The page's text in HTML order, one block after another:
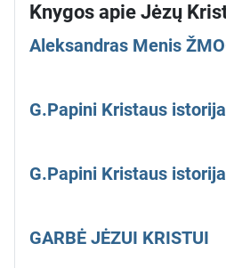
Knygos apie Jėzų
Aleksandras Menis
G.Papini Kristaus
G.Papini Kristaus
GARBĖ JĖZUI KRISTUI